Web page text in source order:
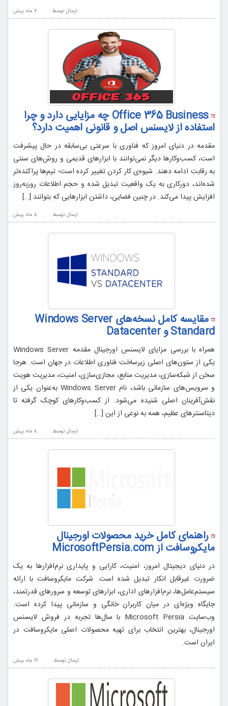
7 ماه پيش ارسال توسط :
Office 365 Business چه مزایایی دارد و چرا
استفاده از لایسنس اصل و قانونی اهمیت دارد؟
مقدمه در دنیای امروز که فناوری با سرعتی بی‌سابقه در حال پیشرفت
است، کسب‌وکارها دیگر نمی‌توانند با ابزارهای قدیمی و روش‌های سنتی
به رقابت ادامه دهند. شیوه‌ی کار کردن تغییر کرده است؛ تیم‌ها پراکنده‌تر
شده‌اند، دورکاری به یک واقعیت تبدیل شده و حجم اطلاعات روزبه‌روز
افزایش پیدا می‌کند. در چنین فضایی، داشتن ابزارهایی که بتوانند […]
8 ماه پيش ارسال توسط :
مقایسه کامل نسخه‌های Windows Server
Standard و Datacenter
همراه با بررسی مزایای لایسنس اورجینال مقدمه Windows Server
یکی از ستون‌های اصلی زیرساخت فناوری اطلاعات در جهان است. هرجا
سخن از شبکه‌سازی، مدیریت منابع، مجازی‌سازی، امنیت، مدیریت هویت
و سرویس‌های سازمانی باشد، نام Windows Server به‌عنوان یکی از
نقش‌آفرینان اصلی شنیده می‌شود. از کسب‌وکارهای کوچک گرفته تا
دیتاسنترهای عظیم، همه به نوعی از این […]
8 ماه پيش ارسال توسط :
راهنمای کامل خرید محصولات اورجینال
مایکروسافت از MicrosoftPersia.com
در دنیای دیجیتال امروز، امنیت، کارایی و پایداری نرم‌افزارها به یک
ضرورت غیرقابل انکار تبدیل شده است. شرکت مایکروسافت با ارائه
سیستم‌عامل‌ها، نرم‌افزارهای اداری، ابزارهای توسعه و سرورهای قدرتمند،
جایگاه ویژه‌ای در میان کاربران خانگی و سازمانی پیدا کرده است.
وب‌سایت Microsoft Persia با سال‌ها تجربه در فروش لایسنس
اورجینال، بهترین انتخاب برای تهیه محصولات اصلی مایکروسافت در
ایران است.
12 ماه پيش ارسال توسط :